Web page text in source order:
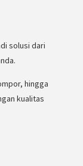
solusi dari
hingga
kualitas